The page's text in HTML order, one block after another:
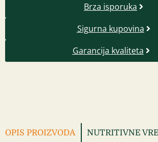
Brza isporuka
Sigurna kupovina
Garancija kvaliteta
OPIS PROIZVODA NUTRITIVNE